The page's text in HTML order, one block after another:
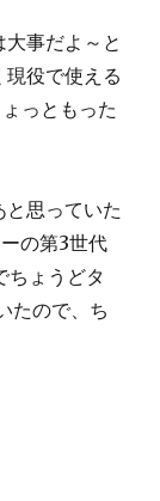
事だよ～と
役で使える
っともった
思っていた
の第3世代
ちょうどタ
たので、ち